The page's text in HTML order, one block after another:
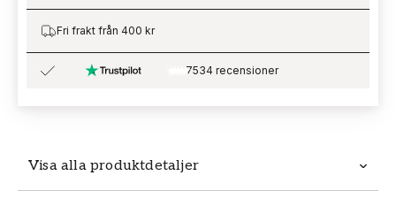
Visa alla produktdetaljer
Fri frakt från 400 kr
7534 recensioner